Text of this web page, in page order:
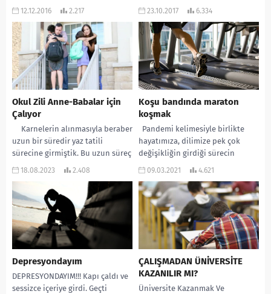
İsmet YILMAZ’ın katılımıyla 8
Sultan...
12.12.2016 2.217
öğrencileri arasında şiddet ve
artmaktadır....
23.10.2017 6.334
Okul Zili Anne-Babalar için
Çalıyor
Karnelerin alınmasıyla beraber
uzun bir süredir yaz tatili
sürecine girmiştik. Bu uzun süreç
11 Eylül Pazartesi günü ilk...
18.08.2023 2.408
Koşu bandında maraton
koşmak
Pandemi kelimesiyle birlikte
hayatımıza, dilimize pek çok
değişikliğin girdiği sürecin
seneyi devriyesindeyiz. Tam bir
09.03.2021 4.621
Depresyondayım
DEPRESYONDAYIM!!! Kapı çaldı ve
sessizce içeriye girdi. Geçti
ÇALIŞMADAN ÜNİVERSİTE
KAZANILIR MI?
Üniversite Kazanmak Ve